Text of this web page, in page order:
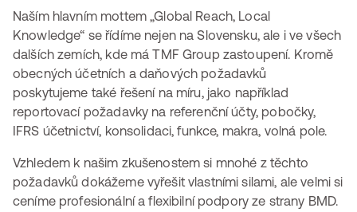
Naším hlavním mottem „Global Reach, Local
Knowledge“ se řídíme nejen na Slovensku, ale i ve všech
dalších zemích, kde má TMF Group zastoupení. Kromě
obecných účetních a daňových požadavků
poskytujeme také řešení na míru, jako například
reportovací požadavky na referenční účty, pobočky,
IFRS účetnictví, konsolidaci, funkce, makra, volná pole.
Vzhledem k našim zkušenostem si mnohé z těchto
požadavků dokážeme vyřešit vlastními silami, ale velmi si
ceníme profesionální a flexibilní podpory ze strany BMD.